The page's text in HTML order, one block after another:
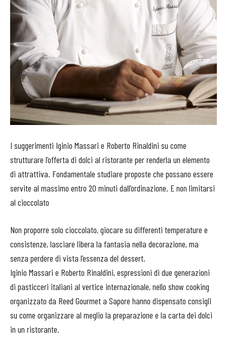
I suggerimenti Iginio Massari e Roberto Rinaldini su come
strutturare l’offerta di dolci al ristorante per renderla un elemento
di attrattiva. Fondamentale studiare proposte che possano essere
servite al massimo entro 20 minuti dall’ordinazione. E non limitarsi
al cioccolato
Non proporre solo cioccolato, giocare su differenti temperature e
consistenze, lasciare libera la fantasia nella decorazione, ma
senza perdere di vista l’essenza del dessert.
Iginio Massari e Roberto Rinaldini, espressioni di due generazioni
di pasticceri italiani al vertice internazionale, nello show cooking
organizzato da Reed Gourmet a Sapore hanno dispensato consigli
su come organizzare al meglio la preparazione e la carta dei dolci
in un ristorante.